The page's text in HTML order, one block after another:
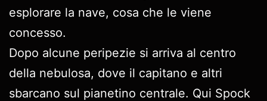
esplorare la nave, cosa che le viene
concesso.
Dopo alcune peripezie si arriva al centro
della nebulosa, dove il capitano e altri
sbarcano sul pianetino centrale. Qui Spock